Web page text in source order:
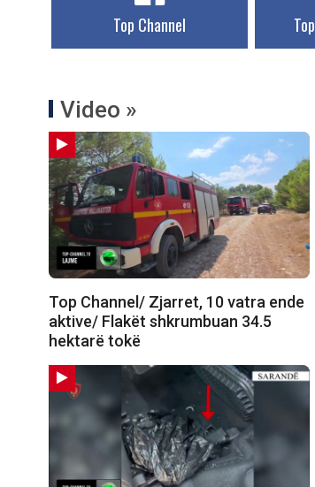
Top Channel
Video »
Top Channel/ Zjarret, 10 vatra ende
aktive/ Flakët shkrumbuan 34.5
hektarë tokë